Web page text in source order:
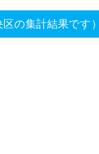
の集計結果です）